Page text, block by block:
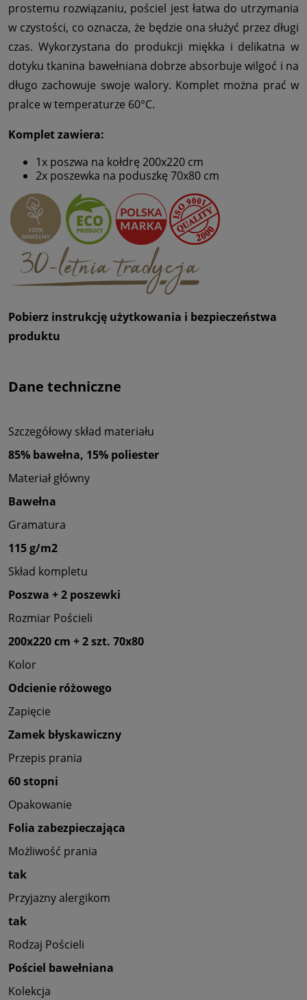
prostemu rozwiązaniu, pościel jest łatwa do utrzymania
w czystości, co oznacza, że będzie ona służyć przez długi
czas. Wykorzystana do produkcji miękka i delikatna w
dotyku tkanina bawełniana dobrze absorbuje wilgoć i na
długo zachowuje swoje walory. Komplet można prać w
pralce w temperaturze 60°C.
Komplet zawiera:
1x poszwa na kołdrę 200x220 cm
2x poszewka na poduszkę 70x80 cm
Pobierz instrukcję użytkowania i bezpieczeństwa
produktu
Dane techniczne
Szczegółowy skład materiału
85% bawełna, 15% poliester
Materiał główny
Bawełna
Gramatura
115 g/m2
Skład kompletu
Poszwa + 2 poszewki
Rozmiar Pościeli
200x220 cm + 2 szt. 70x80
Kolor
Odcienie różowego
Zapięcie
Zamek błyskawiczny
Przepis prania
60 stopni
Opakowanie
Folia zabezpieczająca
Możliwość prania
tak
Przyjazny alergikom
tak
Rodzaj Pościeli
Pościel bawełniana
Kolekcja